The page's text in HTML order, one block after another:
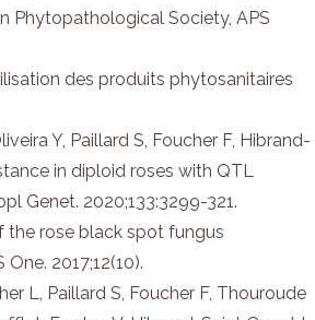
Phytopathological Society, APS
des produits phytosanitaires
Y, Paillard S, Foucher F, Hibrand-
in diploid roses with QTL
Genet. 2020;133:3299-321.
the rose black spot fungus
2017;12(10).
L, Paillard S, Foucher F, Thouroude